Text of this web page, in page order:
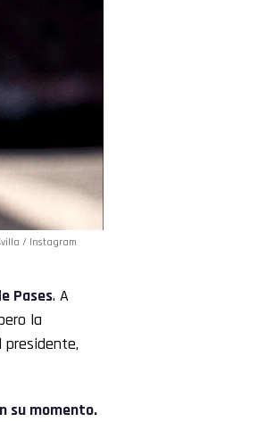
/ Instagram
Pases. A
la
presidente,
su momento.